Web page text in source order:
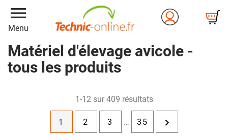
menu
Menu
Matériel d'élevage avicole -
tous les produits
1-12 sur 409 résultats
1 2 3 … 35 